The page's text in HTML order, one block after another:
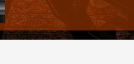
внутрикорпусная